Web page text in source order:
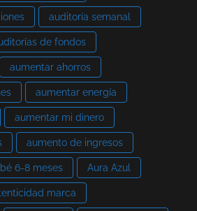
auditoría semanal
de fondos
aumentar ahorros
aumentar energía
aumentar mi dinero
aumento de ingresos
6-8 meses Aura Azul
marca